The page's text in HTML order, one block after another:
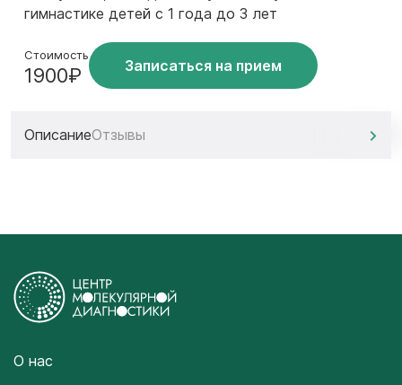
гимнастике детей с 1 года до 3 лет
Стоимость
1900₽ Записаться на прием
ОписаниеОтзывы
О нас